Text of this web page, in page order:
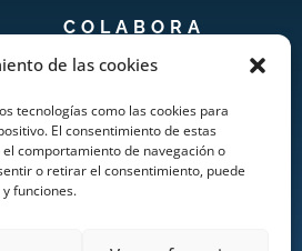
de las cookies
tecnologías como las cookies para
El consentimiento de estas
comportamiento de navegación o
o retirar el consentimiento, puede
funciones.
COLABORA
Añadir Restaurante &
Bar
Añadir Alojamiento